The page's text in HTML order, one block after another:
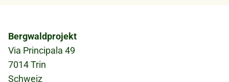
Bergwaldprojekt
Via Principala 49
7014 Trin
Schweiz